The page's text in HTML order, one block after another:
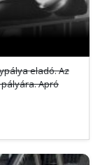
eladó. Az
Apró